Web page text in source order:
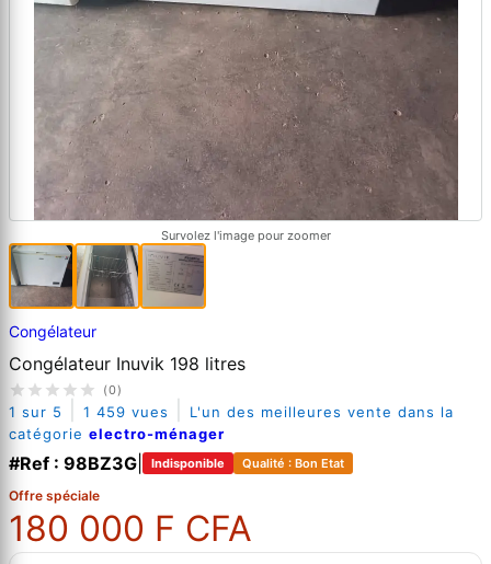
Survolez l'image pour zoomer
Congélateur
Congélateur Inuvik 198 litres
(0)
1 sur 5 1 459 vues
L'un des meilleures vente dans la
catégorie electro-ménager
#Ref : 98BZ3G Indisponible Qualité : Bon Etat
Offre spéciale
180 000 F CFA